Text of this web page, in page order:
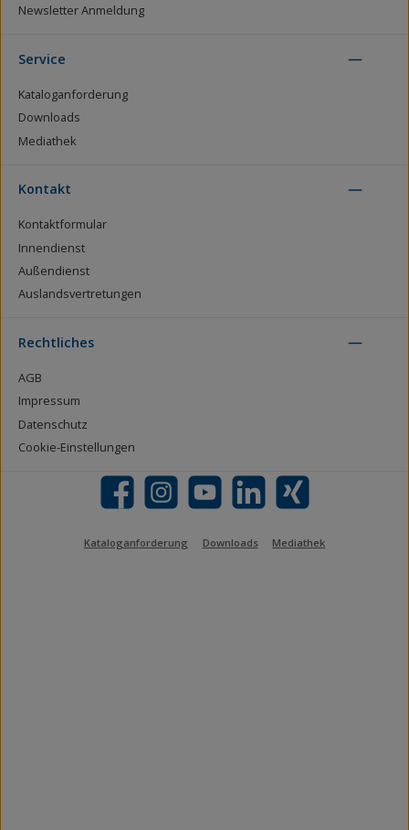
Newsletter Anmeldung
Service
Kataloganforderung
Downloads
Mediathek
Kontakt
Kontaktformular
Innendienst
Außendienst
Auslandsvertretungen
Rechtliches
AGB
Impressum
Datenschutz
Cookie-Einstellungen
Facebook Instagram YouTube LinkedIn Xing
Kataloganforderung Downloads Mediathek